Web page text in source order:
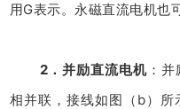
用G表示。永磁直流电机也
2．并励直流电机 ：
相并联，接线如图（b）